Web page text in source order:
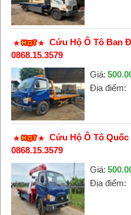
Cứu Hộ Ô Tô Ban
0868.15.3579
Giá:
Địa điểm:
Cứu Hộ Ô Tô Quốc
0868.15.3579
Giá:
Địa điểm: